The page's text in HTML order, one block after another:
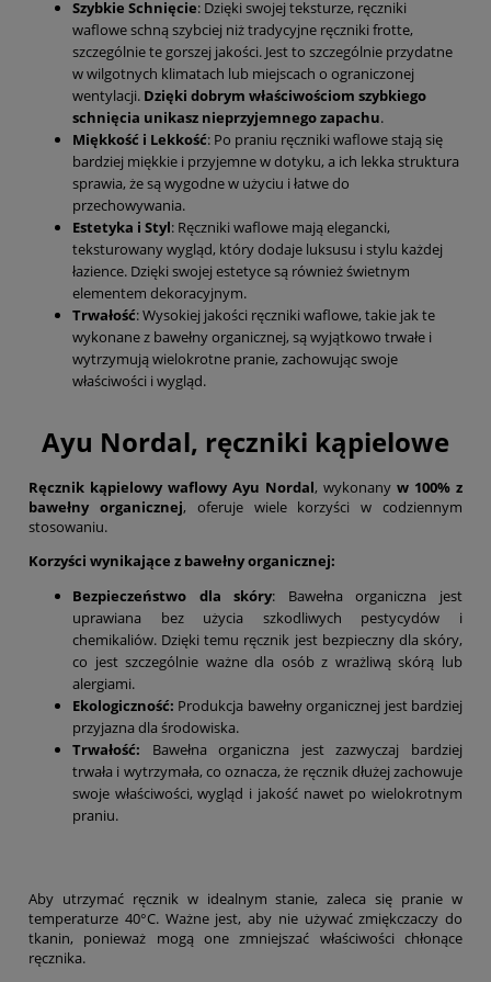
Szybkie Schnięcie: Dzięki swojej teksturze, ręczniki
waflowe schną szybciej niż tradycyjne ręczniki frotte,
szczególnie te gorszej jakości. Jest to szczególnie przydatne
w wilgotnych klimatach lub miejscach o ograniczonej
wentylacji. Dzięki dobrym właściwościom szybkiego
schnięcia unikasz nieprzyjemnego zapachu.
Miękkość i Lekkość: Po praniu ręczniki waflowe stają się
bardziej miękkie i przyjemne w dotyku, a ich lekka struktura
sprawia, że są wygodne w użyciu i łatwe do
przechowywania.
Estetyka i Styl: Ręczniki waflowe mają elegancki,
teksturowany wygląd, który dodaje luksusu i stylu każdej
łazience. Dzięki swojej estetyce są również świetnym
elementem dekoracyjnym.
Trwałość: Wysokiej jakości ręczniki waflowe, takie jak te
wykonane z bawełny organicznej, są wyjątkowo trwałe i
wytrzymują wielokrotne pranie, zachowując swoje
właściwości i wygląd.
Ayu Nordal, ręczniki kąpielowe
Ręcznik kąpielowy waflowy Ayu Nordal, wykonany w 100% z
bawełny organicznej, oferuje wiele korzyści w codziennym
stosowaniu.
Korzyści wynikające z bawełny organicznej:
Bezpieczeństwo dla skóry: Bawełna organiczna jest
uprawiana bez użycia szkodliwych pestycydów i
chemikaliów. Dzięki temu ręcznik jest bezpieczny dla skóry,
co jest szczególnie ważne dla osób z wrażliwą skórą lub
alergiami.
Ekologiczność: Produkcja bawełny organicznej jest bardziej
przyjazna dla środowiska.
Trwałość: Bawełna organiczna jest zazwyczaj bardziej
trwała i wytrzymała, co oznacza, że ręcznik dłużej zachowuje
swoje właściwości, wygląd i jakość nawet po wielokrotnym
praniu.
Aby utrzymać ręcznik w idealnym stanie, zaleca się pranie w
temperaturze 40°C. Ważne jest, aby nie używać zmiękczaczy do
tkanin, ponieważ mogą one zmniejszać właściwości chłonące
ręcznika.